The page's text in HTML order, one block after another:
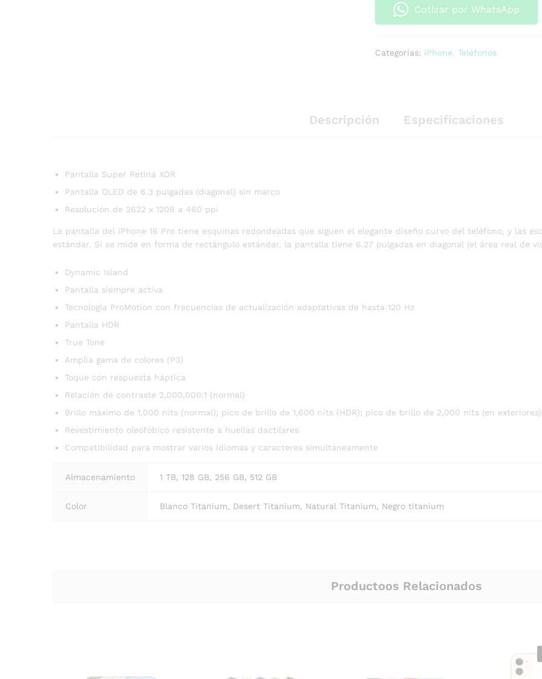
Cotizar por WhatsApp
Categorías: iPhone,Teléfonos
Descripción Especificaciones
Pantalla Super Retina XDR
Pantalla OLED de 6.3 pulgadas (diagonal) sin marco
Resolución de 2622 x 1206 a 460 ppi
La pantalla del iPhone 16 Pro tiene esquinas redondeadas que siguen el elegante diseño curvo del teléfono, y las
estándar. Si se mide en forma de rectángulo estándar, la pantalla tiene 6.27 pulgadas en diagonal (el área real de
Dynamic Island
Pantalla siempre activa
Tecnología ProMotion con frecuencias de actualización adaptativas de hasta 120 Hz
Pantalla HDR
True Tone
Amplia gama de colores (P3)
Toque con respuesta háptica
Relación de contraste 2,000,000:1 (normal)
Brillo máximo de 1,000 nits (normal); pico de brillo de 1,600 nits (HDR); pico de brillo de 2,000 nits (en
Revestimiento oleofóbico resistente a huellas dactilares
Compatibilidad para mostrar varios idiomas y caracteres simultáneamente
Almacenamiento 1 TB, 128 GB, 256 GB, 512 GB
Color Blanco Titanium, Desert Titanium, Natural Titanium, Negro titanium
Productoos Relacionados